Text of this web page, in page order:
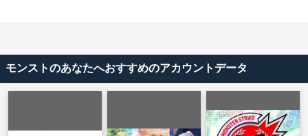
モンストのあなたへおすすめのアカウントデータ